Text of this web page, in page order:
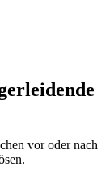
vor oder nach